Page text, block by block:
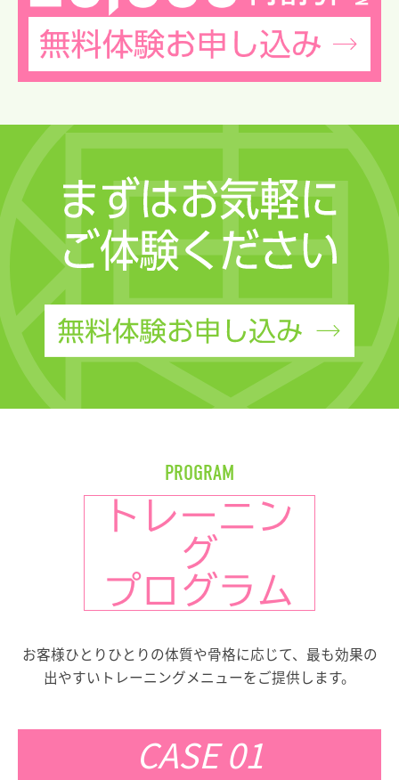
PROGRAM
トレーニン
グ
プログラム
お客様ひとりひとりの体質や骨格に応じて、最も効果の
出やすいトレーニングメニューをご提供します。
CASE 01